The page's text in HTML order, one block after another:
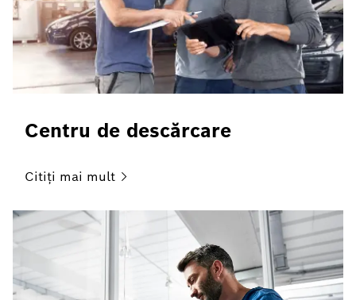
Centru de descărcare
Citiți mai mult